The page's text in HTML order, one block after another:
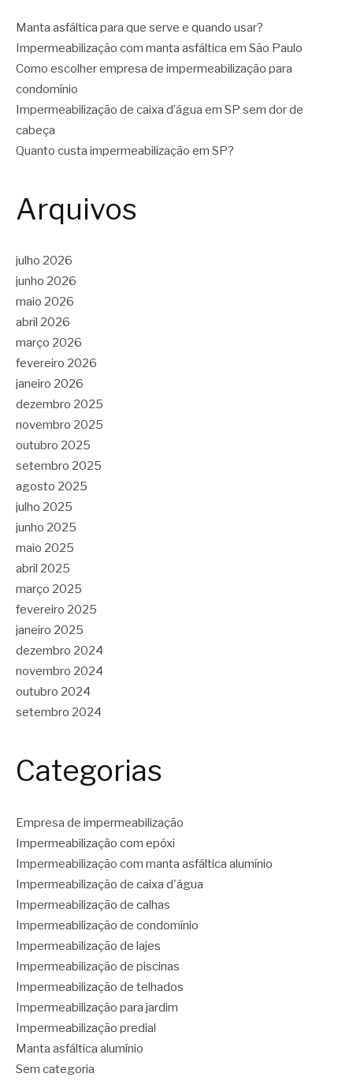
Manta asfáltica para que serve e quando usar?
Impermeabilização com manta asfáltica em São Paulo
Como escolher empresa de impermeabilização para
condomínio
Impermeabilização de caixa d’água em SP sem dor de
cabeça
Quanto custa impermeabilização em SP?
Arquivos
julho 2026
junho 2026
maio 2026
abril 2026
março 2026
fevereiro 2026
janeiro 2026
dezembro 2025
novembro 2025
outubro 2025
setembro 2025
agosto 2025
julho 2025
junho 2025
maio 2025
abril 2025
março 2025
fevereiro 2025
janeiro 2025
dezembro 2024
novembro 2024
outubro 2024
setembro 2024
Categorias
Empresa de impermeabilização
Impermeabilização com epóxi
Impermeabilização com manta asfáltica alumínio
Impermeabilização de caixa d'água
Impermeabilização de calhas
Impermeabilização de condomínio
Impermeabilização de lajes
Impermeabilização de piscinas
Impermeabilização de telhados
Impermeabilização para jardim
Impermeabilização predial
Manta asfáltica alumínio
Sem categoria